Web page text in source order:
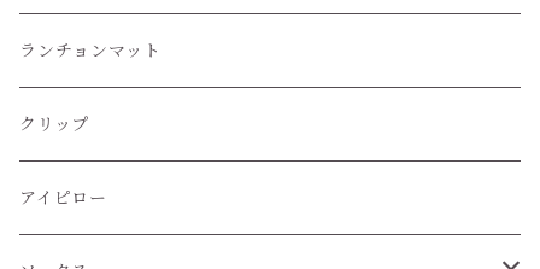
蝶ネクタイ
ランチョンマット
クリップ
アイピロー